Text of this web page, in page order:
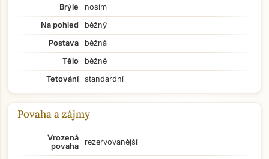
Brýle
nosím
Na pohled
běžný
Postava
běžná
Tělo
běžné
Tetování
standardní
Povaha a zájmy
Vrozená
povaha
rezervovanější